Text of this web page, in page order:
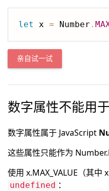
let x = Number .
亲自试一试
数字属性不能用
数字属性属于 JavaScript
这些属性只能作为
使用 x.MAX_VALUE（其中
undefined ：